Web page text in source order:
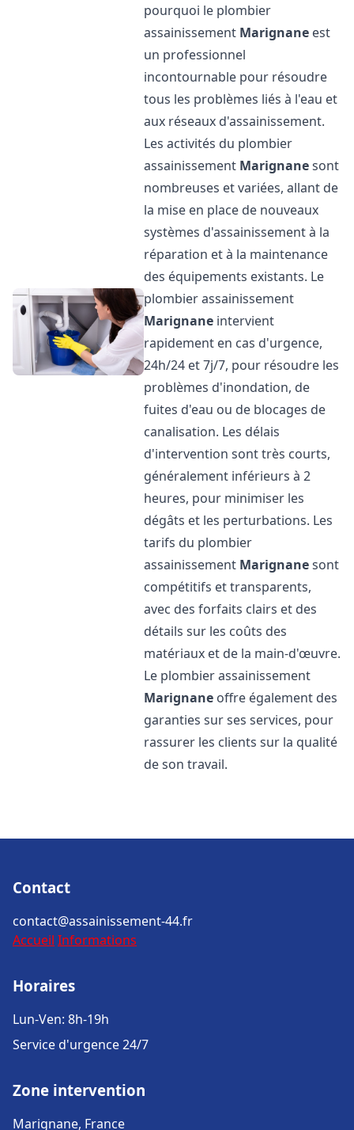
pourquoi le plombier
assainissement Marignane est
un professionnel
incontournable pour résoudre
tous les problèmes liés à l'eau et
aux réseaux d'assainissement.
Les activités du plombier
assainissement Marignanesont
nombreuses et variées, allant de
la mise en place de nouveaux
systèmes d'assainissement à la
réparation et à la maintenance
des équipements existants. Le
plombier assainissement
Marignane intervient
rapidement en cas d'urgence,
24h/24 et 7j/7, pour résoudre les
problèmes d'inondation, de
fuites d'eau ou de blocages de
canalisation. Les délais
d'intervention sont très courts,
généralement inférieurs à 2
heures, pour minimiser les
dégâts et les perturbations. Les
tarifs du plombier
assainissement Marignanesont
compétitifs et transparents,
avec des forfaits clairs et des
détails sur les coûts des
matériaux et de la main-d'œuvre.
Le plombier assainissement
Marignane offre également des
garanties sur ses services, pour
rassurer les clients sur la qualité
de son travail.
Contact
contact@assainissement-44.fr
Accueil Informations
Horaires
Lun-Ven: 8h-19h
Service d'urgence 24/7
Zone intervention
Marignane, France